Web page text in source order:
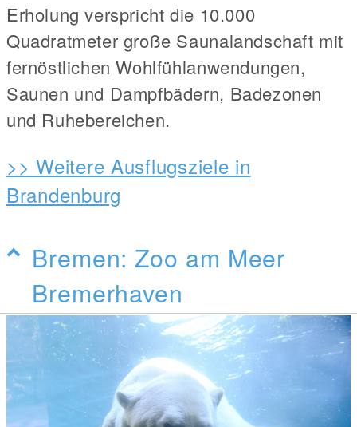
Erholung verspricht die 10.000
Quadratmeter große Saunalandschaft mit
fernöstlichen Wohlfühlanwendungen,
Saunen und Dampfbädern, Badezonen
und Ruhebereichen.
>> Weitere Ausflugsziele in
Brandenburg
Bremen: Zoo am Meer
Bremerhaven